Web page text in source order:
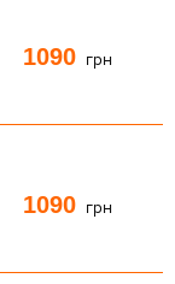
1090 грн
1090 грн